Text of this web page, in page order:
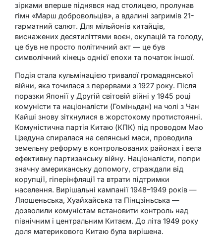
зірками вперше піднявся над столицею, пролунав
гімн «Марш добровольців», а вдалині загримів 21-
гарматний салют. Для мільйонів китайців,
виснажених десятиліттями воєн, окупацій та голоду,
це був не просто політичний акт — це був
символічний кінець однієї епохи та початок іншої.
Подія стала кульмінацією тривалої громадянської
війни, яка точилася з перервами з 1927 року. Після
поразки Японії у Другій світовій війні у 1945 році
комуністи та націоналісти (Гоміньдан) на чолі з Чан
Кайші знову зіткнулися в жорстокому протистоянні.
Комуністична партія Китаю (КПК) під проводом Мао
Цзедуна спиралася на селянські маси, проводила
земельну реформу в контрольованих районах і вела
ефективну партизанську війну. Націоналісти, попри
значну американську допомогу, страждали від
корупції, гіперінфляції та втрати підтримки
населення. Вирішальні кампанії 1948–1949 років —
Ляошеньська, Хуайхайська та Пінцзіньська —
дозволили комуністам встановити контроль над
північним і центральним Китаєм. До літа 1949 року
доля материкового Китаю була вирішена.